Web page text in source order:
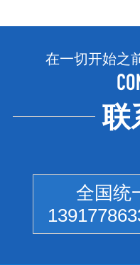
在一切开始之
联
全国统